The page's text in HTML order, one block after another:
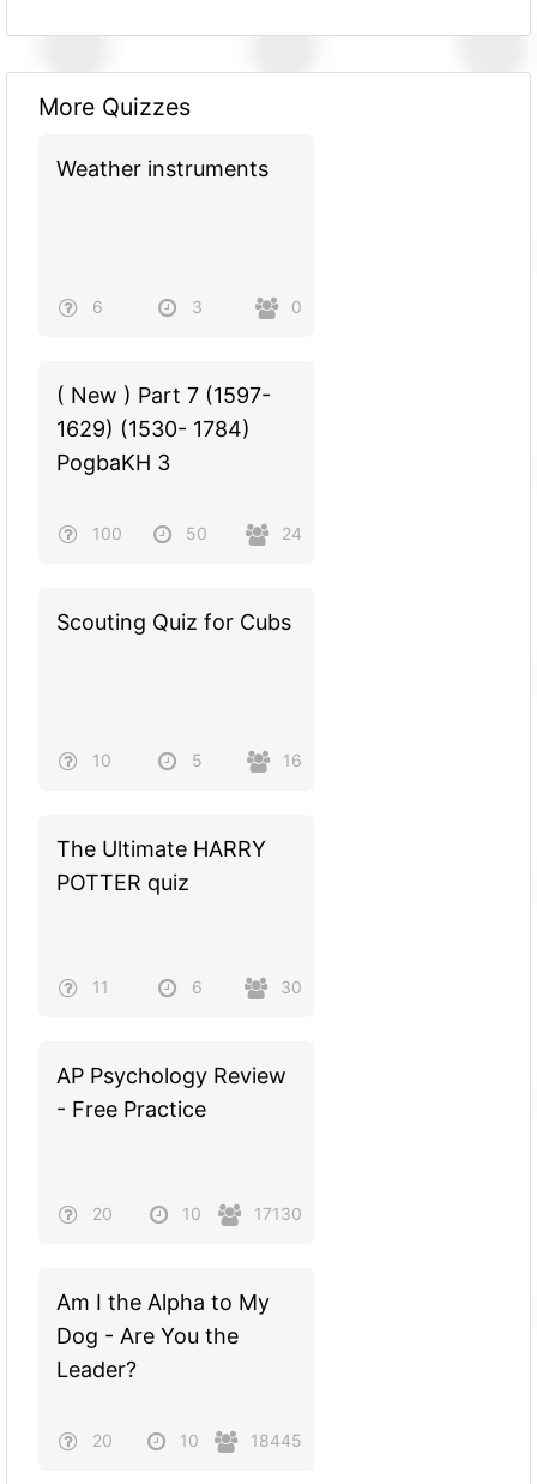
More Quizzes
Weather instruments
6 3 0
( New ) Part 7 (1597-
1629) (1530- 1784)
PogbaKH 3
100 50 24
Scouting Quiz for Cubs
10 5 16
The Ultimate HARRY
POTTER quiz
11 6 30
AP Psychology Review
- Free Practice
20 10 17130
Am I the Alpha to My
Dog - Are You the
Leader?
20 10 18445